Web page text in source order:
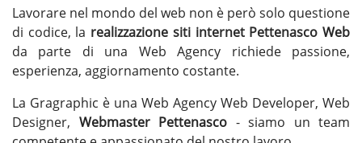
Lavorare nel mondo del web non è però solo questione
di codice, la realizzazione siti internet Pettenasco Web
da parte di una Web Agency richiede passione,
esperienza, aggiornamento costante.
La Gragraphic è una Web Agency Web Developer, Web
Designer, Webmaster Pettenasco - siamo un team